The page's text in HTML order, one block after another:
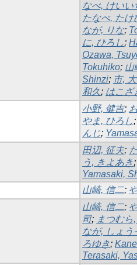
なべ, けいい
たなべ, たけ
なが, りな;
に, ひろし;
Ozawa,
Tokuhiko; 山
Shinzi; 市,
和久; はこざ
小野, 健吉;
やま, ひろし;
んじ;
田辺, 征夫;
う, きよあき;
Yamasaki,
山崎, 信二;
山崎, 信二;
司; まつむら
なが, しょう
ろゆき;
Terasaki,